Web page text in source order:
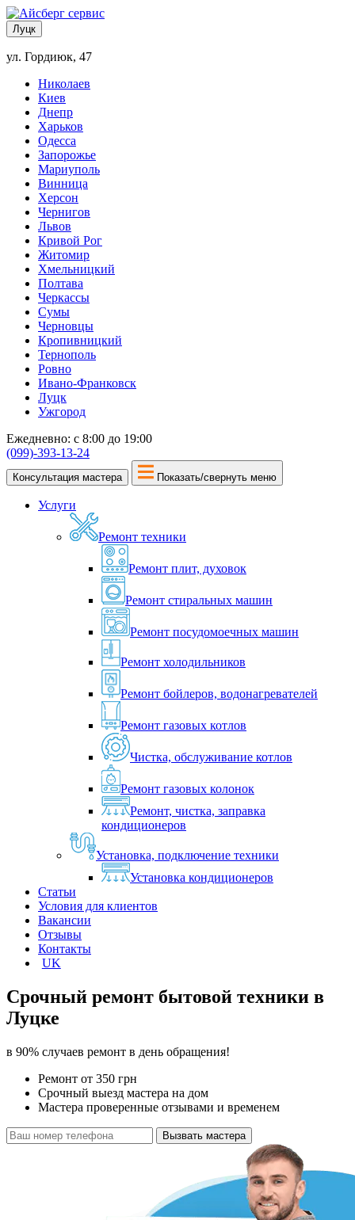
Луцк
ул. Гордиюк, 47
Николаев
Киев
Днепр
Харьков
Одесса
Запорожье
Мариуполь
Винница
Херсон
Чернигов
Львов
Кривой Рог
Житомир
Хмельницкий
Полтава
Черкассы
Сумы
Черновцы
Кропивницкий
Тернополь
Ровно
Ивано-Франковск
Луцк
Ужгород
Ежедневно: с 8:00 до 19:00
(099)-393-13-24
Консультация мастера Показать/свернуть меню
Услуги
Ремонт техники
Ремонт плит, духовок
Ремонт стиральных машин
Ремонт посудомоечных машин
Ремонт холодильников
Ремонт бойлеров, водонагревателей
Ремонт газовых котлов
Чистка, обслуживание котлов
Ремонт газовых колонок
Ремонт, чистка, заправка
кондиционеров
Установка, подключение техники
Установка кондиционеров
Статьи
Условия для клиентов
Вакансии
Отзывы
Контакты
UK
Срочный ремонт бытовой техники в
Луцке
в 90% случаев ремонт в день обращения!
Ремонт от 350 грн
Срочный выезд мастера на дом
Мастера проверенные отзывами и временем
Вызвать мастера